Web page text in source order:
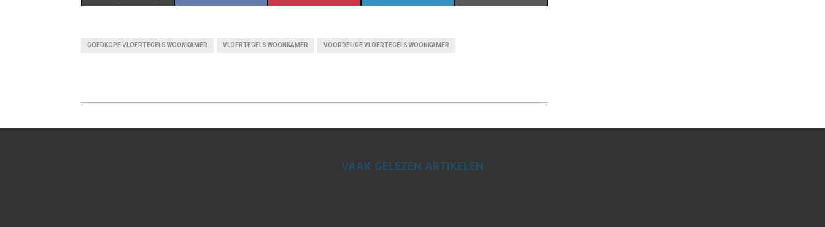
O
N
O
N
O
N
O
N
O
N
GOEDKOPE VLOERTEGELS WOONKAMER VLOERTEGELS WOONKAMER VOORDELIGE VLOERTEGELS WOONKAMER
VAAK GELEZEN ARTIKELEN